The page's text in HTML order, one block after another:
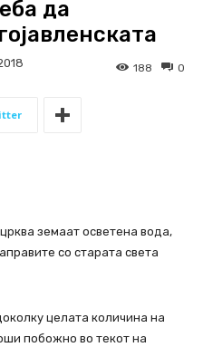
да
0
188
земаат осветена вода,
со старата света
целата количина на
побожно во текот на